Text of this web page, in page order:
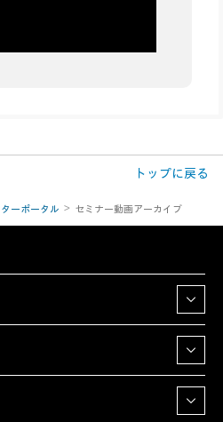
トップに戻る
ーポータル セミナー動画アーカイブ